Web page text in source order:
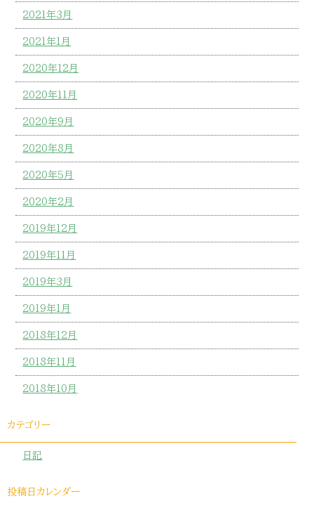
2021年3月
2021年1月
2020年12月
2020年11月
2020年9月
2020年8月
2020年5月
2020年2月
2019年12月
2019年11月
2019年3月
2019年1月
2018年12月
2018年11月
2018年10月
カテゴリー
日記
投稿日カレンダー